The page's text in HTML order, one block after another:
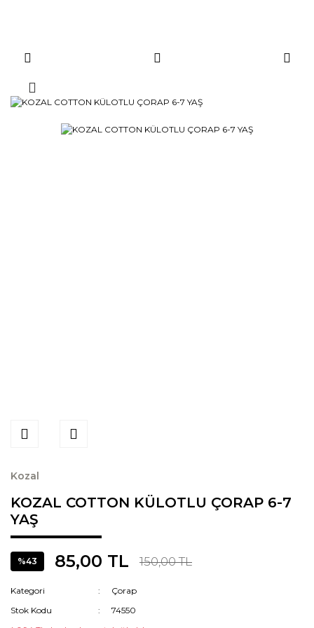
Kozal
KOZAL COTTON KÜLOTLU ÇORAP 6-7
YAŞ
%43 85,00 TL 150,00 TL
Kategori
Çorap
Stok Kodu
74550